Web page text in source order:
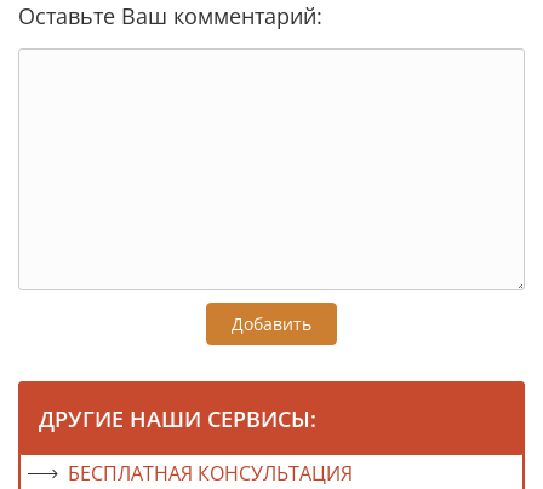
Оставьте Ваш комментарий:
Добавить
ДРУГИЕ НАШИ СЕРВИСЫ:
БЕСПЛАТНАЯ КОНСУЛЬТАЦИЯ